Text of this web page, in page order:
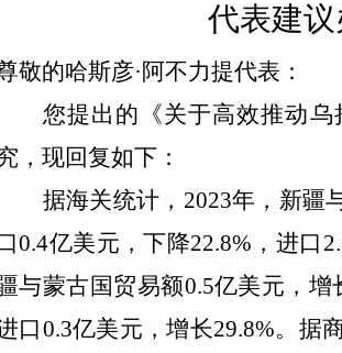
代表建
敬的哈斯彦·阿不力提代表：
您提出的《关于高效推动
，现回复如下：
据海关统计， 2023年，新疆
0.4亿美元，下降22.8% ，进口
与蒙古国贸易额0.5亿美元，增
口0.3亿美元，增长29.8%。据